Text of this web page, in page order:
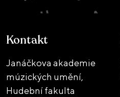
Kontakt
Janáčkova akademie
múzických umění,
Hudební fakulta